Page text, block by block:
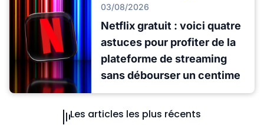
03/08/2026
Netflix gratuit : voici quatre
astuces pour profiter de la
plateforme de streaming
sans débourser un centime
Les articles les plus récents